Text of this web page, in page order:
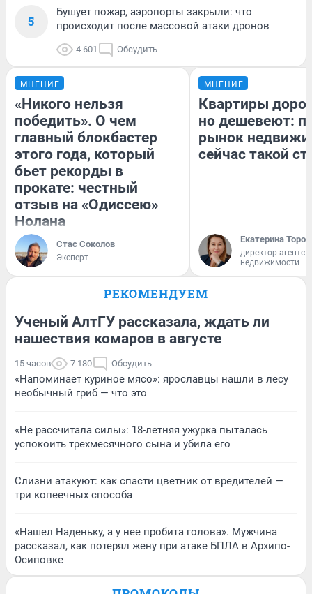
5
Бушует пожар, аэропорты закрыли: что
происходит после массовой атаки дронов
4 601 Обсудить
МНЕНИЕ
«Никого нельзя
победить». О чем
главный блокбастер
этого года, который
бьет рекорды в
прокате: честный
отзыв на «Одиссею»
Нолана
Стас Соколов
Эксперт
МНЕНИЕ
Квартиры
но дешевеют:
рынок
сейчас такой
Екатерина
директор
недвижимости
РЕКОМЕНДУЕМ
Ученый АлтГУ рассказала, ждать ли
нашествия комаров в августе
15 часов 7 180 Обсудить
«Напоминает куриное мясо»: ярославцы нашли в лесу
необычный гриб — что это
«Не рассчитала силы»: 18-летняя ужурка пыталась
успокоить трехмесячного сына и убила его
Слизни атакуют: как спасти цветник от вредителей —
три копеечных способа
«Нашел Наденьку, а у нее пробита голова». Мужчина
рассказал, как потерял жену при атаке БПЛА в Архипо-
Осиповке